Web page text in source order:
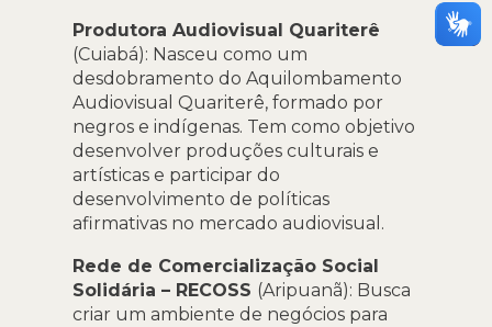
Produtora Audiovisual Quariterê
(Cuiabá): Nasceu como um
desdobramento do Aquilombamento
Audiovisual Quariterê, formado por
negros e indígenas. Tem como objetivo
desenvolver produções culturais e
artísticas e participar do
desenvolvimento de políticas
afirmativas no mercado audiovisual.
Rede de Comercialização Social
Solidária – RECOSS (Aripuanã): Busca
criar um ambiente de negócios para